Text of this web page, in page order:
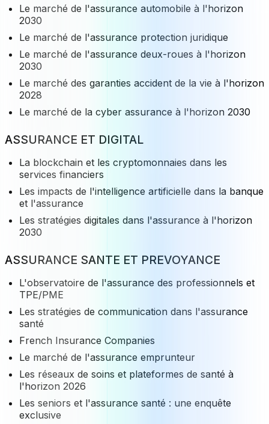
Le marché de l'assurance automobile à l'horizon
2030
Le marché de l'assurance protection juridique
Le marché de l'assurance deux-roues à l'horizon
2030
Le marché des garanties accident de la vie à l'horizon
2028
Le marché de la cyber assurance à l'horizon 2030
ASSURANCE ET DIGITAL
La blockchain et les cryptomonnaies dans les
services financiers
Les impacts de l'intelligence artificielle dans la banque
et l'assurance
Les stratégies digitales dans l'assurance à l'horizon
2030
ASSURANCE SANTE ET PREVOYANCE
L'observatoire de l'assurance des professionnels et
TPE/PME
Les stratégies de communication dans l'assurance
santé
French Insurance Companies
Le marché de l'assurance emprunteur
Les réseaux de soins et plateformes de santé à
l'horizon 2026
Les seniors et l'assurance santé : une enquête
exclusive